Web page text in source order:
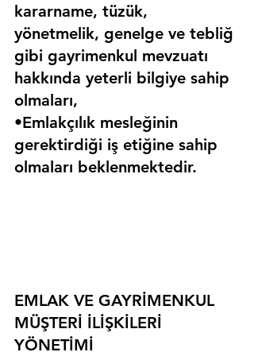
kararname, tüzük,
yönetmelik, genelge ve tebliğ
gibi gayrimenkul mevzuatı
hakkında yeterli bilgiye sahip
olmaları,
•Emlakçılık mesleğinin
gerektirdiği iş etiğine sahip
olmaları beklenmektedir.
EMLAK VE GAYRİMENKUL
MÜŞTERİ İLİŞKİLERİ
YÖNETİMİ